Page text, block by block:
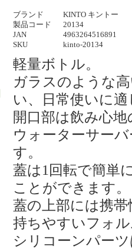
ブランド
KINTO キントー
製品コード
20134
JAN
4963264516891
SKU
kinto-20134
軽量ボトル。
ガラスのような
い、日常使いに
開口部は飲み心
ウォーターサー
す。
蓋は1回転で簡単
ことができます。
蓋の上部には携
持ちやすいフォ
シリコーンパー